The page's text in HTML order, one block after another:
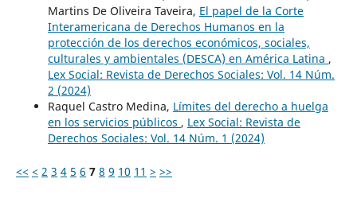
Martins De Oliveira Taveira, El papel de la Corte
Interamericana de Derechos Humanos en la
protección de los derechos económicos, sociales,
culturales y ambientales (DESCA) en América Latina ,
Lex Social: Revista de Derechos Sociales: Vol. 14 Núm.
2 (2024)
Raquel Castro Medina, Límites del derecho a huelga
en los servicios públicos , Lex Social: Revista de
Derechos Sociales: Vol. 14 Núm. 1 (2024)
<< < 2 3 4 5 6 7 8 9 10 11 > >>